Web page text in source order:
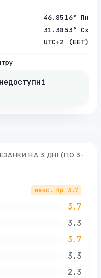
46.8516° Пн
31.3853° Сх
UTC+2 (EET)
НА 3 ДНІ (ПО 3-
макс. Kp 3.7
3.7
3.3
3.7
3.3
2.3